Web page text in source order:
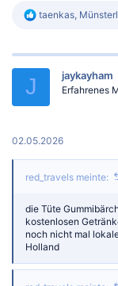
R
k
:
taenkas,
J jaykayham
Erfahrenes
02.05.2026
red_travels meinte:
die Tüte
kostenlosen
noch nicht mal
Holland